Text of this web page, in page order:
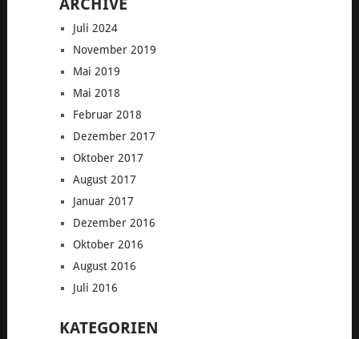
ARCHIVE
Juli 2024
November 2019
Mai 2019
Mai 2018
Februar 2018
Dezember 2017
Oktober 2017
August 2017
Januar 2017
Dezember 2016
Oktober 2016
August 2016
Juli 2016
KATEGORIEN